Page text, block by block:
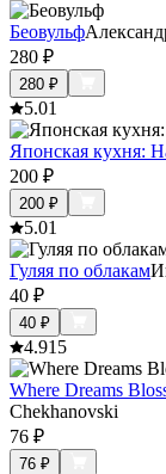
Беовульф
280 ₽
280 ₽
5.01
Японская кухня:
200 ₽
200 ₽
5.01
Гуляя по облакам
40 ₽
40 ₽
4.915
Where Dreams
Chekhanovski
76 ₽
76 ₽